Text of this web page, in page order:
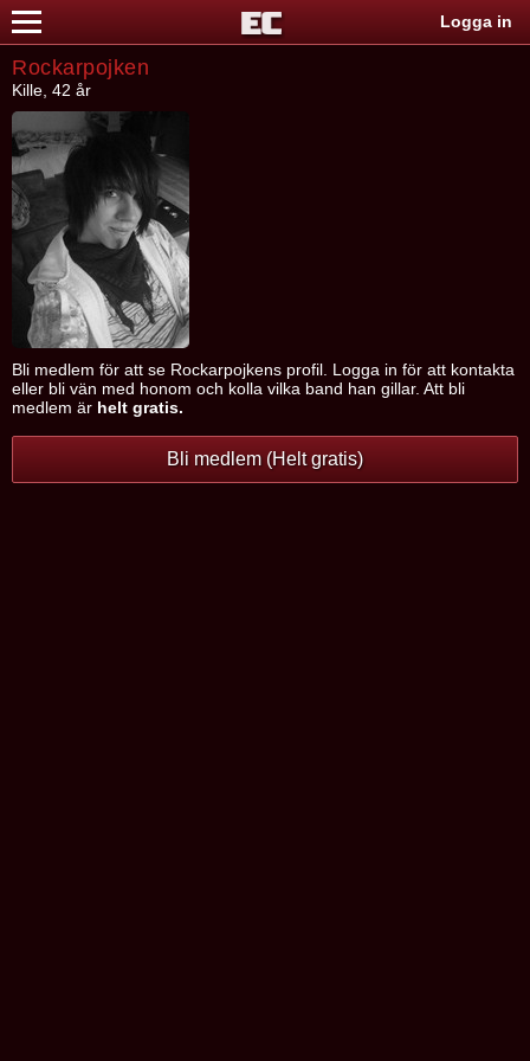
Logga in
Rockarpojken
Kille, 42 år
Bli medlem för att se Rockarpojkens profil. Logga in för att kontakta
eller bli vän med honom och kolla vilka band han gillar. Att bli
medlem är helt gratis.
Bli medlem (Helt gratis)